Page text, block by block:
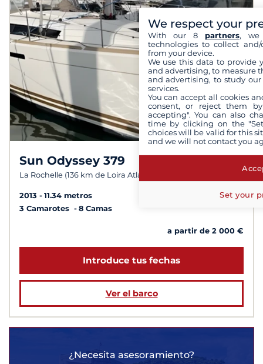
Sun Odyssey 379
La Rochelle (136 km de Loira Atlántico)
2013
11.34 metros
3 Camarotes
8 Camas
a partir de 2 000 €
Introduce tus fechas
Ver el barco
¿Necesita asesoramiento?
We respect your
With our 8 partners, we
technologies to collect
from your device.
We use this data to provide
and advertising, to measure
and advertising, to study
services.
You can accept all cookies
consent, or reject them
accepting". You can also
time by clicking on the
choices will be valid for this
and we will not contact you
Set your